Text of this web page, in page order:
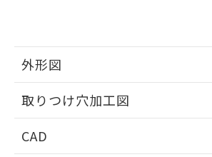
外形図
取りつけ穴加工図
CAD
物質の対応では、対応完了まで
荷製品に未対応品が混在すること
既に当社にて対応品への在庫切
していることから、特段のことが
り、2022年1月12日より割愛し